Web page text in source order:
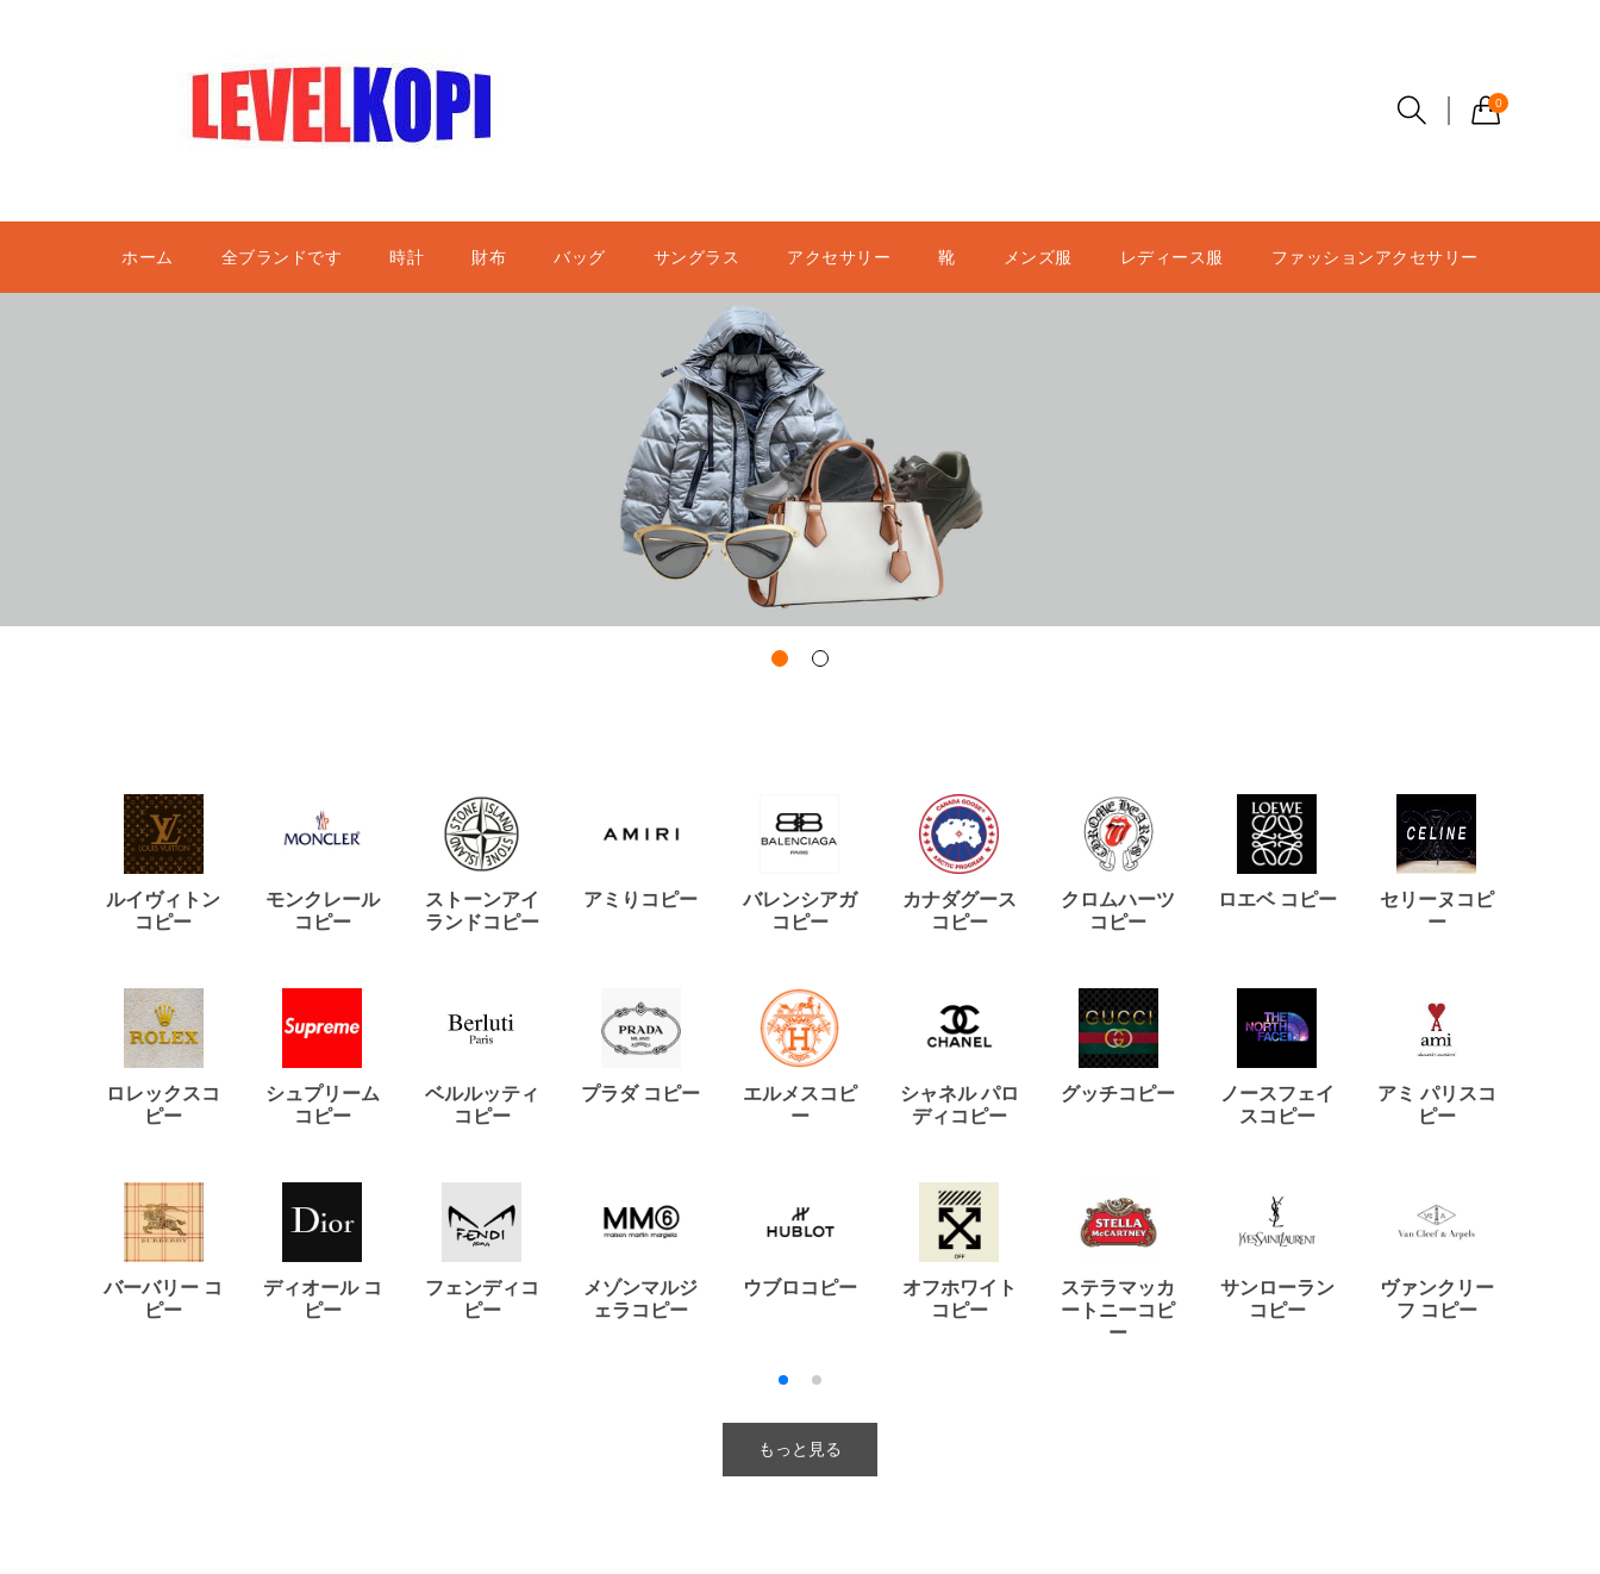
0
ホーム 全ブランドです 時計 財布 バッグ サングラス アクセサリー 靴 メンズ服 レディース服 ファッションアクセサリー
ルイヴィトン
コピー
モンクレール
コピー
ストーンアイ
ランドコピー
アミりコピー
バレンシアガ
コピー
カナダグース
コピー
クロムハーツ
コピー
ロエベ コピー
セリーヌコピ
ー
ロレックスコ
ピー
シュプリーム
コピー
ベルルッティ
コピー
プラダ コピー
エルメスコピ
ー
シャネル パロ
ディコピー
グッチコピー
ノースフェイ
スコピー
アミ パリスコ
ピー
バーバリー コ
ピー
ディオール コ
ピー
フェンディコ
ピー
メゾンマルジ
ェラコピー
ウブロコピー
オフホワイト
コピー
ステラマッカ
ートニーコピ
ー
サンローラン
コピー
ヴァンクリー
フ コピー
もっと見る